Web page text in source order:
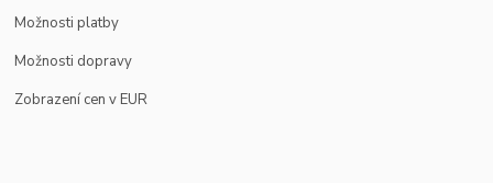
Možnosti platby
Možnosti dopravy
Zobrazení cen v EUR